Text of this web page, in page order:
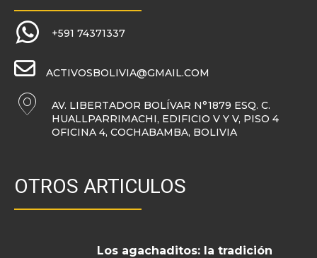
+591 74371337
ACTIVOSBOLIVIA@GMAIL.COM
AV. LIBERTADOR BOLÍVAR N°1879 ESQ. C.
HUALLPARRIMACHI, EDIFICIO V Y V, PISO 4
OFICINA 4, COCHABAMBA, BOLIVIA
OTROS ARTICULOS
Los agachaditos: la tradición